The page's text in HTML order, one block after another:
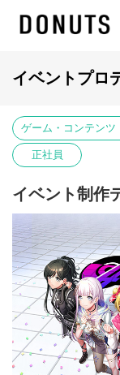
イベントプロ
ゲーム・コンテンツ
正社員
イベント制作